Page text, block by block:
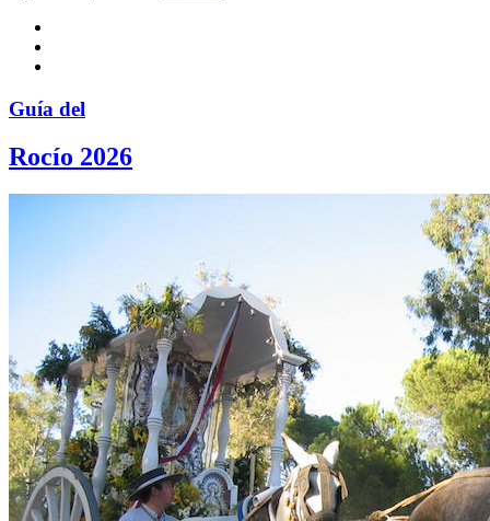
Guía del
Rocío 2026